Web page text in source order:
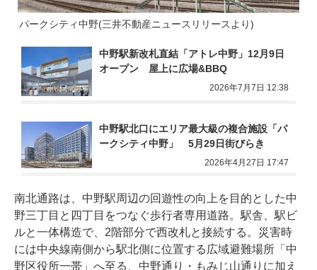
パークシティ中野(三井不動産ニュースリリース より)
中野駅新改札直結「アトレ中野」12月9日
オープン　屋上に広場&BBQ
2026年7月7日 12:38
中野駅北口にエリア最大級の複合施設「パ
ークシティ中野」　5月29日街びらき
2026年4月27日 17:47
南北通路は、中野駅周辺の回遊性の向上を目的とした中
野三丁目と四丁目をつなぐ歩行者専用道路。駅舎、駅ビ
ルと一体構造で、2階部分で西改札と接続する。災害時
には中央線南側から駅北側に位置する広域避難場所「中
野区役所一帯」へ至る、中野通り・もみじ山通りに加え